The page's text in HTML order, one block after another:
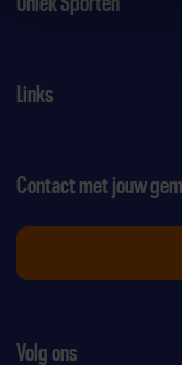
Links
Volg ons
Contact met jouw